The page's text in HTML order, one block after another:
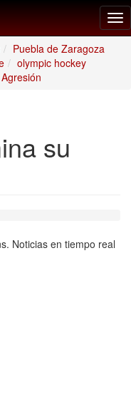
Puebla de Zaragoza
olympic hockey
Agresión
su